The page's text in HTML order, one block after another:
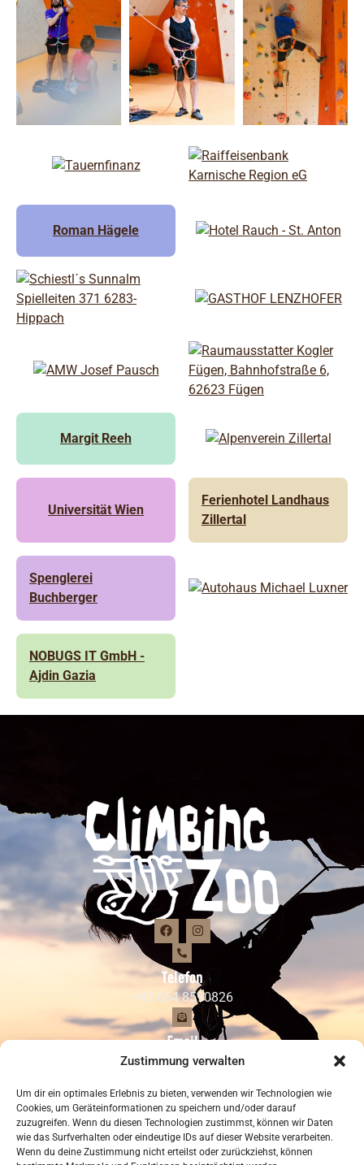
Zustimmung verwalten
Um dir ein optimales Erlebnis zu bieten, verwenden wir Technologien wie
Cookies, um Geräteinformationen zu speichern und/oder darauf
zuzugreifen. Wenn du diesen Technologien zustimmst, können wir Daten
wie das Surfverhalten oder eindeutige IDs auf dieser Website verarbeiten.
Wenn du deine Zustimmung nicht erteilst oder zurückziehst, können
Roman Hägele
Margit Reeh
Universität Wien
Ferienhotel Landhaus
Zillertal
Spenglerei
Buchberger
NOBUGS IT GmbH -
Ajdin Gazia
Telefon
+43 664 8590826
Email
climbingzoo@hotmail.com
Adresse
Kapfingerstr. 48/1, 6263 Fügen